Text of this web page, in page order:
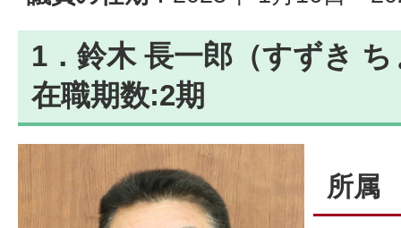
1．鈴木 長一郎（すずき
在職期数:2期
所属